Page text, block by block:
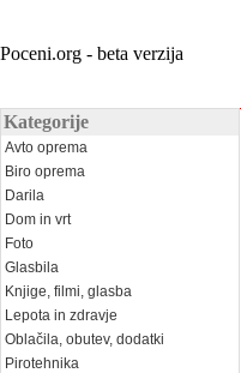
Poceni.org - beta verzija
Kategorije
Avto oprema
Biro oprema
Darila
Dom in vrt
Foto
Glasbila
Knjige, filmi, glasba
Lepota in zdravje
Oblačila, obutev, dodatki
Pirotehnika